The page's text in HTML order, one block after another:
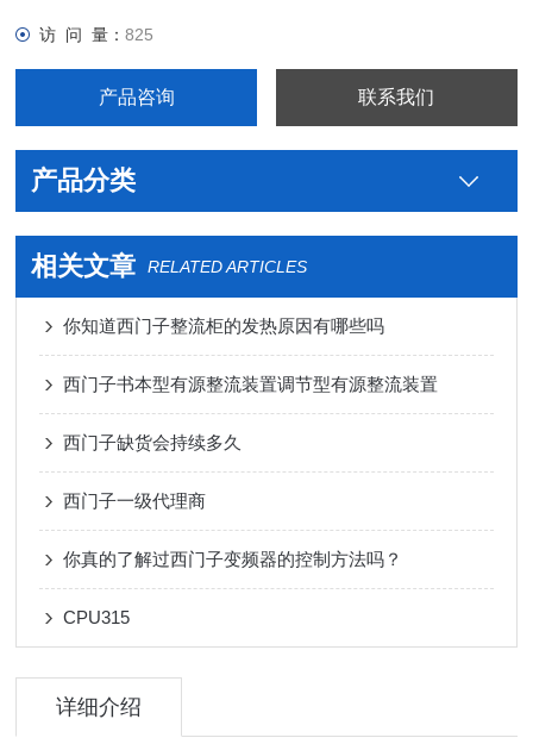
访 问 量：825
产品咨询 联系我们
产品分类
相关文章 RELATED ARTICLES
你知道西门子整流柜的发热原因有哪些吗
西门子书本型有源整流装置调节型有源整流装置
西门子缺货会持续多久
西门子一级代理商
你真的了解过西门子变频器的控制方法吗？
CPU315
详细介绍